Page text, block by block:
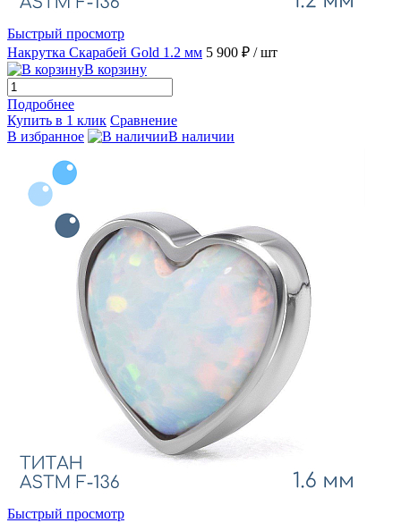
Быстрый просмотр
Накрутка Скарабей Gold 1.2 мм 5 900 ₽ / шт
В корзину
Подробнее
Купить в 1 клик Сравнение
В избранное
В наличии
Быстрый просмотр